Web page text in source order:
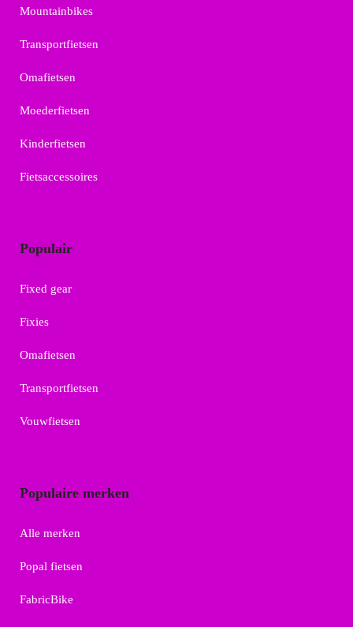
Mountainbikes
Transportfietsen
Omafietsen
Moederfietsen
Kinderfietsen
Fietsaccessoires
Populair
Fixed gear
Fixies
Omafietsen
Transportfietsen
Vouwfietsen
Populaire merken
Alle merken
Popal fietsen
FabricBike